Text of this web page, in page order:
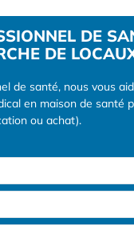
DE
DE
de santé, nous vous
en maison de santé
ou achat).